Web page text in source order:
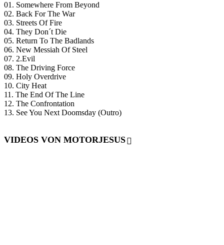
01. Somewhere From Beyond
02. Back For The War
03. Streets Of Fire
04. They Don´t Die
05. Return To The Badlands
06. New Messiah Of Steel
07. 2.Evil
08. The Driving Force
09. Holy Overdrive
10. City Heat
11. The End Of The Line
12. The Confrontation
13. See You Next Doomsday (Outro)
VIDEOS VON MOTORJESUS